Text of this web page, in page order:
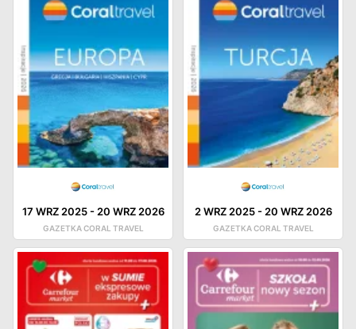
17 WRZ 2025- 20 WRZ 2026
GAZETKA CORAL TRAVEL
2 WRZ 2025- 20 WRZ 2026
GAZETKA CORAL TRAVEL